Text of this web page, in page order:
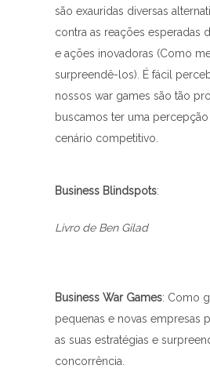
são exauridas diversas
contra as reações esperadas
e ações inovadoras (Como
surpreendê-los). É fácil
nossos war games são tão
buscamos ter uma
cenário competitivo.
Business Blindspots:
Livro de Ben Gilad
Business War Games: Como
pequenas e novas empresas
as suas estratégias e
concorrência.